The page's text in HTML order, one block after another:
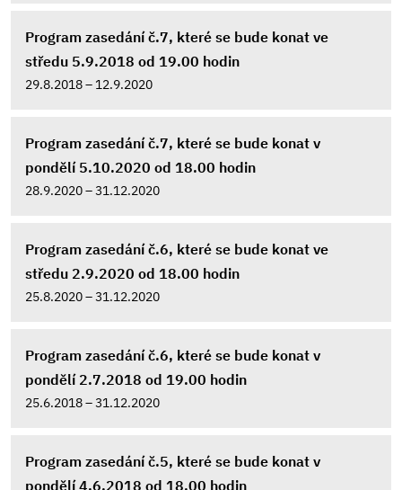
Program zasedání č.7, které se bude konat ve
středu 5.9.2018 od 19.00 hodin
29.8.2018 – 12.9.2020
Program zasedání č.7, které se bude konat v
pondělí 5.10.2020 od 18.00 hodin
28.9.2020 – 31.12.2020
Program zasedání č.6, které se bude konat ve
středu 2.9.2020 od 18.00 hodin
25.8.2020 – 31.12.2020
Program zasedání č.6, které se bude konat v
pondělí 2.7.2018 od 19.00 hodin
25.6.2018 – 31.12.2020
Program zasedání č.5, které se bude konat v
pondělí 4.6.2018 od 18.00 hodin